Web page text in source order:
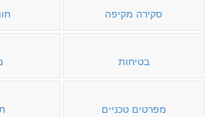
סקירה מקיפה
בטיחות
מפרטים טכניים